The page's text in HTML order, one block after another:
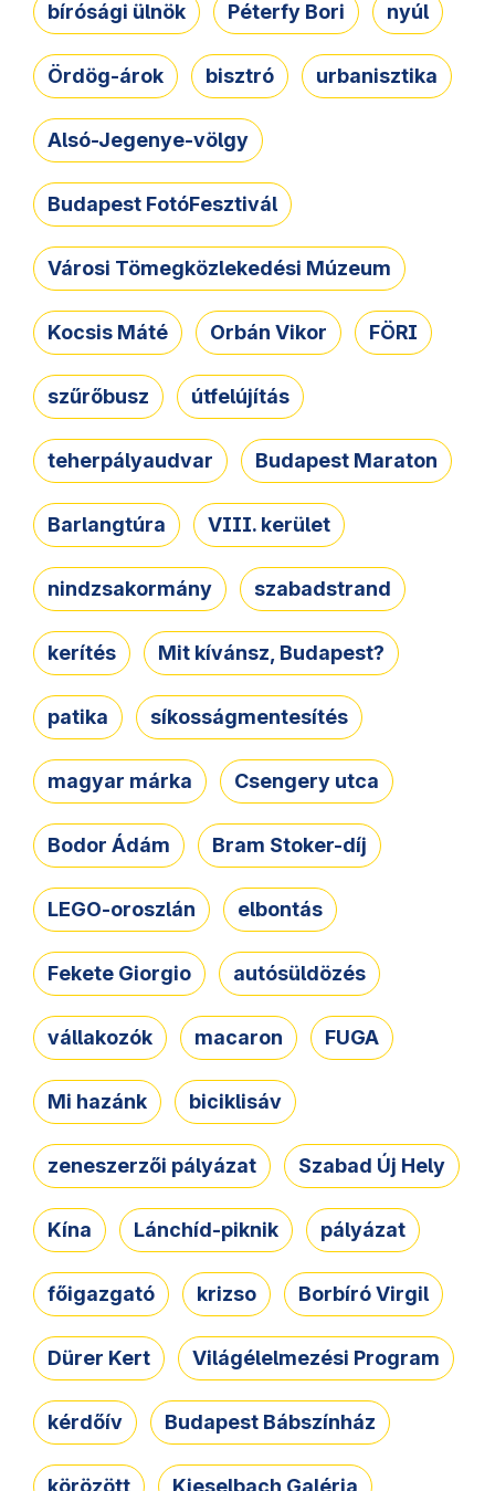
bírósági ülnök Péterfy Bori nyúl
Ördög-árok bisztró urbanisztika
Alsó-Jegenye-völgy
Budapest FotóFesztivál
Városi Tömegközlekedési Múzeum
Kocsis Máté Orbán Vikor FÖRI
szűrőbusz útfelújítás
teherpályaudvar Budapest Maraton
Barlangtúra VIII. kerület
nindzsakormány szabadstrand
kerítés Mit kívánsz, Budapest?
patika síkosságmentesítés
magyar márka Csengery utca
Bodor Ádám Bram Stoker-díj
LEGO-oroszlán elbontás
Fekete Giorgio autósüldözés
vállakozók macaron FUGA
Mi hazánk biciklisáv
zeneszerzői pályázat Szabad Új Hely
Kína Lánchíd-piknik pályázat
főigazgató krizso Borbíró Virgil
Dürer Kert Világélelmezési Program
kérdőív Budapest Bábszínház
körözött Kieselbach Galéria